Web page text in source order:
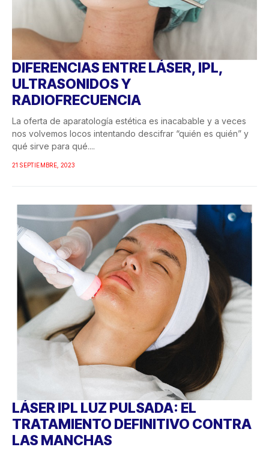
DIFERENCIAS ENTRE LÁSER, IPL,
ULTRASONIDOS Y
RADIOFRECUENCIA
La oferta de aparatología estética es inacabable y a veces
nos volvemos locos intentando descifrar “quién es quién” y
qué sirve para qué....
21 SEPTIEMBRE, 2023
LÁSER IPL LUZ PULSADA: EL
TRATAMIENTO DEFINITIVO CONTRA
LAS MANCHAS